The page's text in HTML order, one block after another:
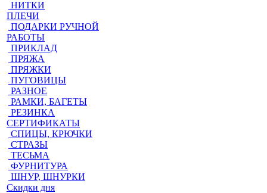
НИТКИ
ПЛЕЧИ
ПОДАРКИ РУЧНОЙ
РАБОТЫ
ПРИКЛАД
ПРЯЖА
ПРЯЖКИ
ПУГОВИЦЫ
РАЗНОЕ
РАМКИ, БАГЕТЫ
РЕЗИНКА
СЕРТИФИКАТЫ
СПИЦЫ, КРЮЧКИ
СТРАЗЫ
ТЕСЬМА
ФУРНИТУРА
ШНУР, ШНУРКИ
Скидки дня